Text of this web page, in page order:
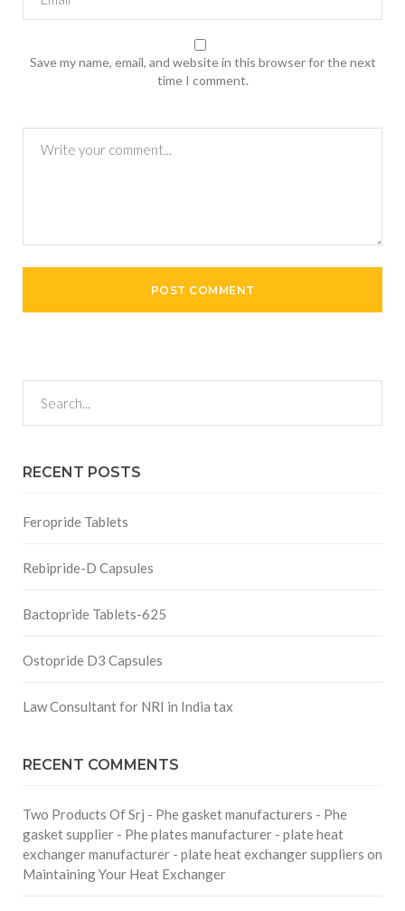
Save my name, email, and website in this browser for the next
time I comment.
RECENT POSTS
Feropride Tablets
Rebipride-D Capsules
Bactopride Tablets-625
Ostopride D3 Capsules
Law Consultant for NRI in India tax
RECENT COMMENTS
Two Products Of Srj - Phe gasket manufacturers - Phe
gasket supplier - Phe plates manufacturer - plate heat
exchanger manufacturer - plate heat exchanger suppliers on
Maintaining Your Heat Exchanger